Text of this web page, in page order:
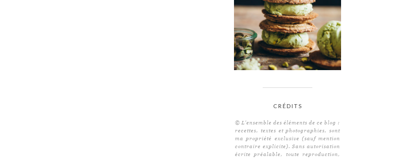
CRÉDITS
© L'ensemble des éléments de ce blog :
recettes, textes et photographies, sont
ma propriété exclusive (sauf mention
contraire explicite). Sans autorisation
écrite préalable, toute reproduction,